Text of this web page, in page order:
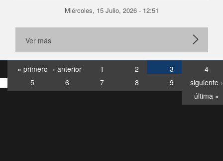
Miércoles, 15 Julio, 2026 - 12:51
Ver más
« primero ‹ anterior 1 2 3
4
5
6 7 8 9
siguiente ›
última »